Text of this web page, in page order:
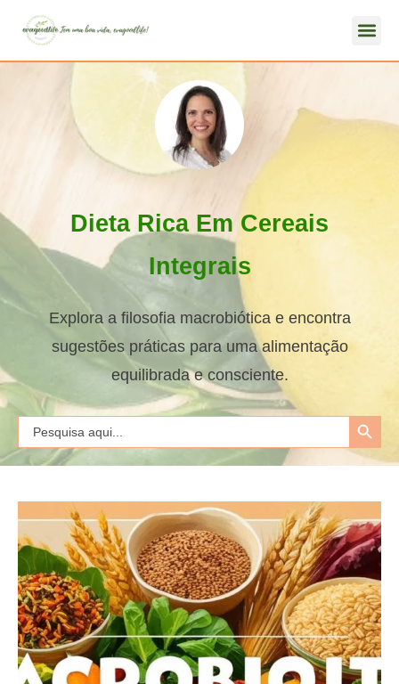
Dieta Rica Em Cereais
Integrais
Explora a filosofia macrobiótica e encontra
sugestões práticas para uma alimentação
equilibrada e consciente.
Search
for:
Search Button